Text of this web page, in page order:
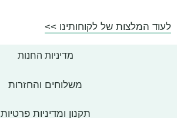
לעוד המלצות של לקוחותינו >>
מדיניות החנות
משלוחים והחזרות
תקנון ומדיניות פרטיות